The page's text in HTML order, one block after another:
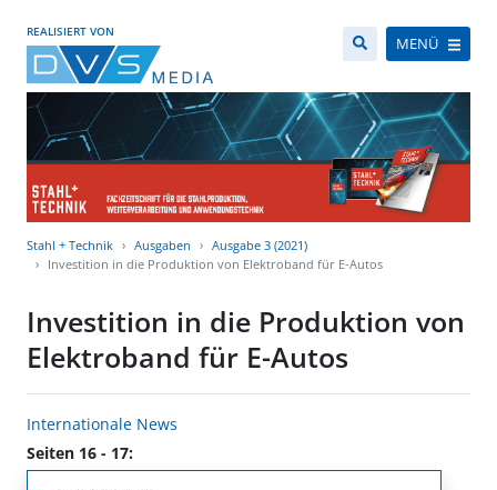
REALISIERT VON
MENÜ
Stahl + Technik Ausgaben
Ausgabe 3 (2021)
Investition in die Produktion von Elektroband für E-Autos
Investition in die Produktion von
Elektroband für E-Autos
Internationale News
Seiten 16 - 17: